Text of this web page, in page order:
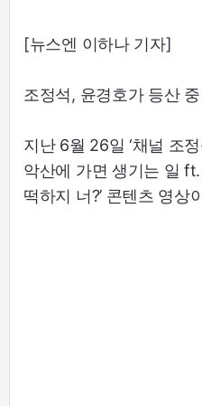
[뉴스엔 이하나 기자]
조정석, 윤경호가 등산
지난 6월 26일 ‘채널 조
악산에 가면 생기는 일 ft.
떡하지 너?’ 콘텐츠 영상